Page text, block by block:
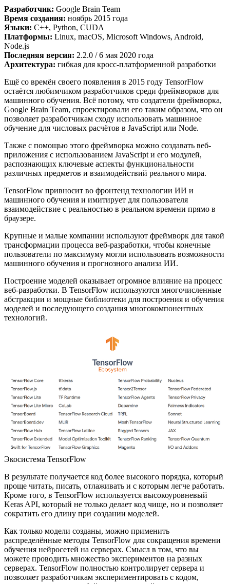
Разработчик: Google Brain Team
Время создания: ноябрь 2015 года
Языки: C++, Python, CUDA
Платформы: Linux, macOS, Microsoft Windows, Android,
Node.js
Последняя версия: 2.2.0 / 6 мая 2020 года
Архитектура: гибкая для кросс-платформенной разработки
Ещё со времён своего появления в 2015 году TensorFlow
остаётся любимчиком разработчиков среди фреймворков для
машинного обучения. Всё потому, что создатели фреймворка,
Google Brain Team, спроектировали его таким образом, что он
позволяет разработчикам сходу использовать машинное
обучение для числовых расчётов в JavaScript или Node.
Также с помощью этого фреймворка можно создавать веб-
приложения с использованием JavaScript и его модулей,
распознающих ключевые аспекты функциональности
различных предметов и взаимодействий реального мира.
TensorFlow привносит во фронтенд технологии ИИ и
машинного обучения и имитирует для пользователя
взаимодействие с реальностью в реальном времени прямо в
браузере.
Крупные и малые компании используют фреймворк для такой
трансформации процесса веб-разработки, чтобы конечные
пользователи по максимуму могли использовать возможности
машинного обучения и прогнозного анализа ИИ.
Построение моделей оказывает огромное влияние на процесс
веб-разработки. В TensorFlow используются многочисленные
абстракции и мощные библиотеки для построения и обучения
моделей и последующего создания многокомпонентных
технологий.
Экосистема TensorFlow
В результате получается код более высокого порядка, который
проще читать, писать, отлаживать и с которым легче работать.
Кроме того, в TensorFlow используется высокоуровневый
Keras API, который не только делает код чище, но и позволяет
сократить его длину при создании моделей.
Как только модели созданы, можно применить
распределённые методы TensorFlow для сокращения времени
обучения нейросетей на серверах. Смысл в том, что вы
можете проводить множество экспериментов на разных
серверах. TensorFlow полностью контролирует сервера и
позволяет разработчикам экспериментировать с кодом,